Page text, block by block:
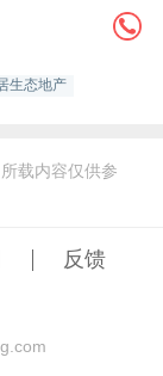
生态地产
载内容仅供参
反馈